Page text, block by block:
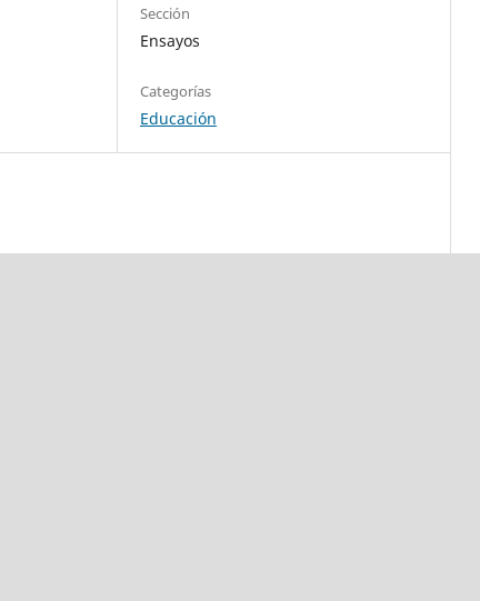
Sección
Ensayos
Categorías
Educación